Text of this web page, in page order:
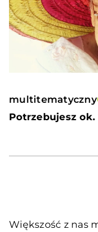
multitematyczny
Potrzebujesz
Większość z nas